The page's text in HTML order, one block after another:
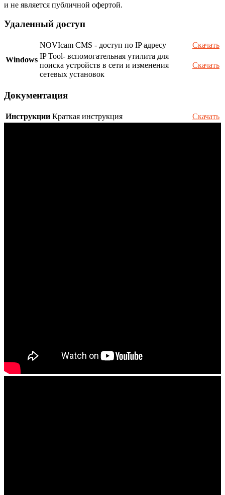
и не является публичной офертой.
Удаленный доступ
Windows
NOVIcam CMS - доступ по IP адресу
Скачать
IP Tool- вспомогательная утилита для
поиска устройств в сети и изменения
сетевых установок
Скачать
Документация
Инструкции Краткая инструкция Скачать